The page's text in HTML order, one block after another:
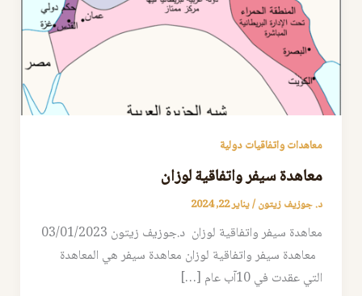
معاهدات واتفاقيات دولية
معاهدة سيفر واتفاقية لوزان
د. جوزيف زيتون/يناير 22, 2024
معاهدة سيفر واتفاقية لوزان د.جوزيف زيتون 03/01/2023
معاهدة سيفر واتفاقية لوزان معاهدة سيفر هي المعاهدة
التي عقدت في 10آب عام […]